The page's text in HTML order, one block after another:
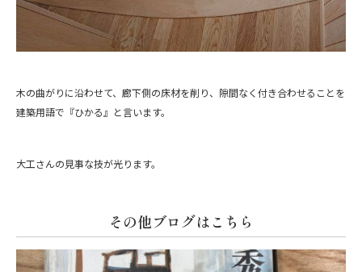
木の曲がりに沿わせて、廊下側の床材を削り、隙間なく付き合わせることを
建築用語で『ひかる』と言います。
大工さんの見事な技が光ります。
その他ブログはこちら